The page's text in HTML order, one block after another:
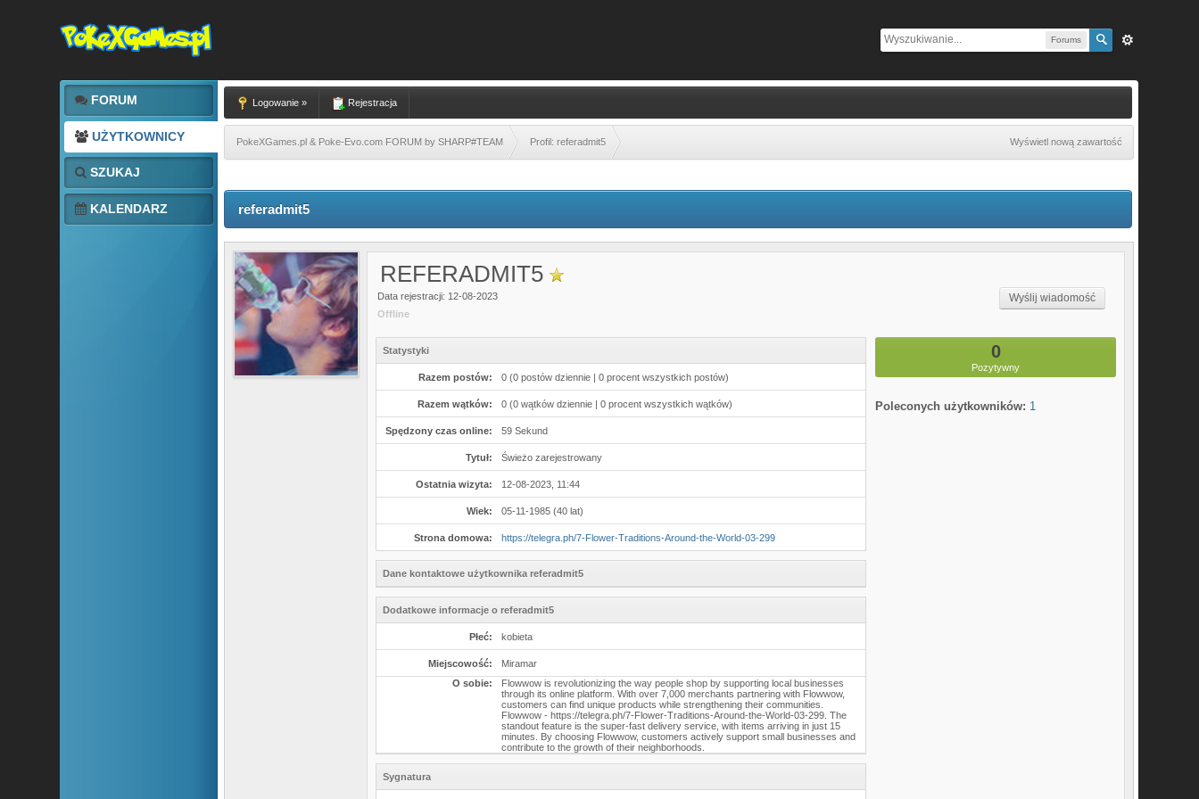
Forums
FORUM
UŻYTKOWNICY
SZUKAJ
KALENDARZ
Logowanie » Rejestracja
PokeXGames.pl & Poke-Evo.com FORUM by SHARP#TEAM Profil: referadmit5 Wyświetl nową zawartość
referadmit5
REFERADMIT5
Data rejestracji: 12-08-2023
Offline
Wyślij wiadomość
Statystyki
Razem postów: 0 (0 postów dziennie | 0 procent wszystkich postów)
Razem wątków: 0 (0 wątków dziennie | 0 procent wszystkich wątków)
Spędzony czas online: 59 Sekund
Tytuł: Świeżo zarejestrowany
Ostatnia wizyta: 12-08-2023, 11:44
Wiek: 05-11-1985 (40 lat)
Strona domowa: https://telegra.ph/7-Flower-Traditions-Around-the-World-03-299
Dane kontaktowe użytkownika referadmit5
Dodatkowe informacje o referadmit5
Płeć: kobieta
Miejscowość:
Miramar
O sobie:
Flowwow is revolutionizing the way people shop by supporting local businesses
through its online platform. With over 7,000 merchants partnering with Flowwow,
customers can find unique products while strengthening their communities.
Flowwow - https://telegra.ph/7-Flower-Traditions-Around-the-World-03-299. The
standout feature is the super-fast delivery service, with items arriving in just 15
minutes. By choosing Flowwow, customers actively support small businesses and
contribute to the growth of their neighborhoods.
Sygnatura
0
Pozytywny
Poleconych użytkowników: 1